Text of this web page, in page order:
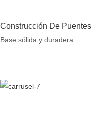
Construcción De Puentes
Base sólida y duradera.